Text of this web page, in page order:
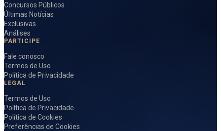
Concursos Públicos
Últimas Notícias
Exclusivas
Análises
PARTICIPE
Fale conosco
Termos de Uso
Política de Privacidade
LEGAL
Termos de Uso
Política de Privacidade
Política de Cookies
Preferências de Cookies